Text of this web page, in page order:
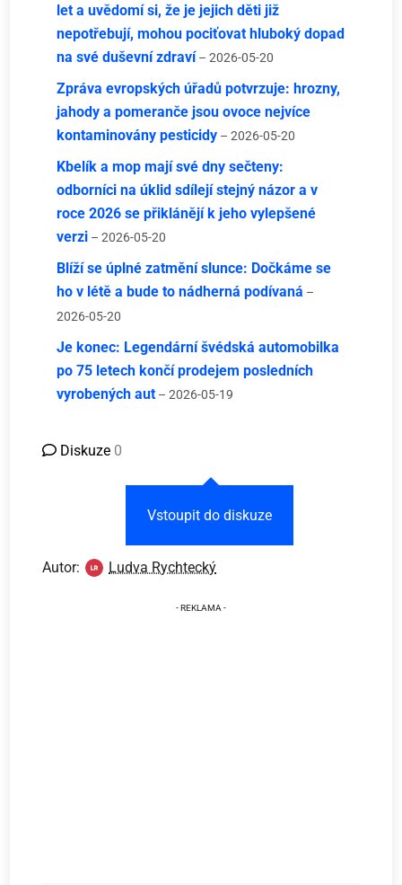
let a uvědomí si, že je jejich děti již
nepotřebují, mohou pociťovat hluboký dopad
na své duševní zdraví – 2026-05-20
Zpráva evropských úřadů potvrzuje: hrozny,
jahody a pomeranče jsou ovoce nejvíce
kontaminovány pesticidy – 2026-05-20
Kbelík a mop mají své dny sečteny:
odborníci na úklid sdílejí stejný názor a v
roce 2026 se přiklánějí k jeho vylepšené
verzi – 2026-05-20
Blíží se úplné zatmění slunce: Dočkáme se
ho v létě a bude to nádherná podívaná –
2026-05-20
Je konec: Legendární švédská automobilka
po 75 letech končí prodejem posledních
vyrobených aut – 2026-05-19
Diskuze 0
Vstoupit do diskuze
Autor: Ludva Rychtecký